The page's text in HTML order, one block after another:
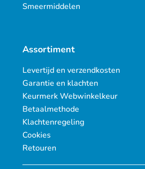
Smeermiddelen
Assortiment
Levertijd en verzendkosten
Garantie en klachten
Keurmerk Webwinkelkeur
Betaalmethode
Klachtenregeling
Cookies
Retouren